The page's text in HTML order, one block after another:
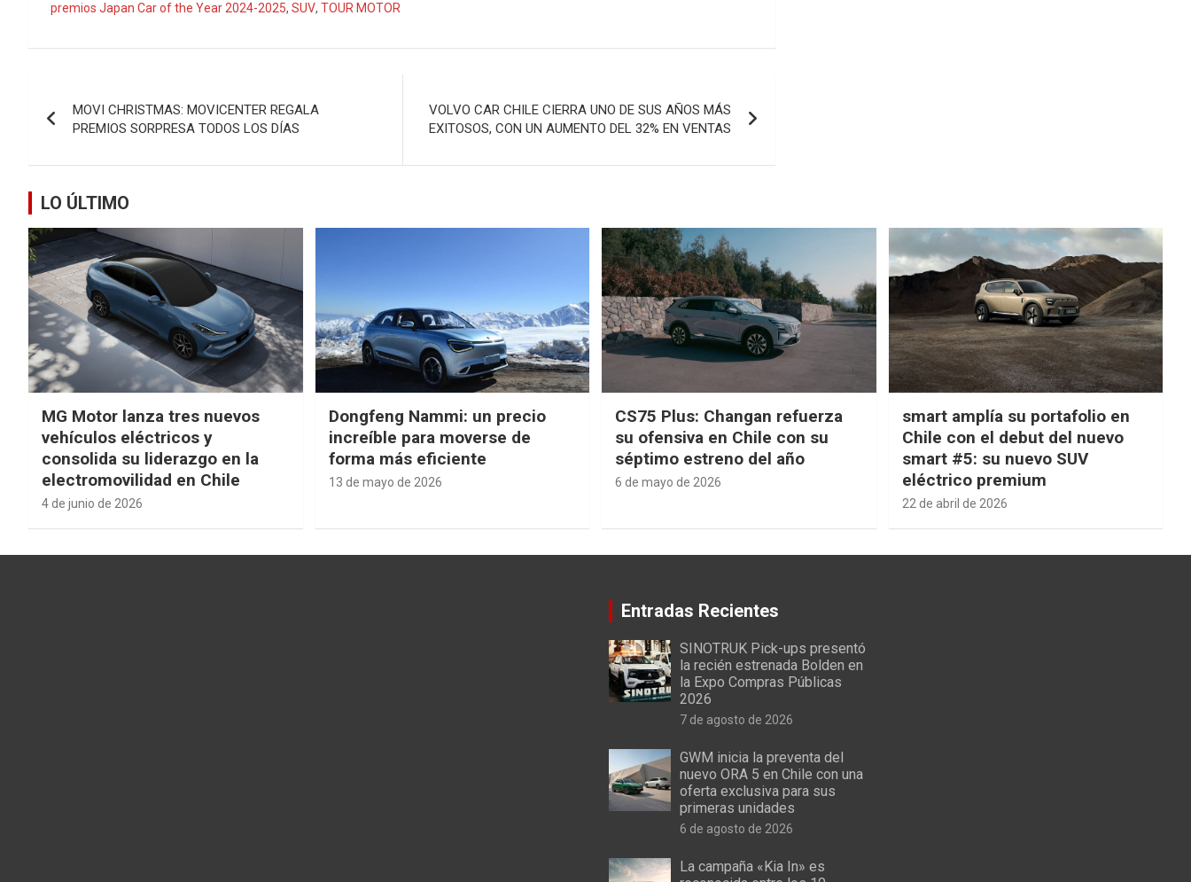
premios Japan Car of the Year 2024-2025, SUV, TOUR MOTOR
de
entradas
MOVI CHRISTMAS: MOVICENTER REGALA
PREMIOS SORPRESA TODOS LOS DÍAS
VOLVO CAR CHILE CIERRA UNO DE SUS AÑOS MÁS
EXITOSOS, CON UN AUMENTO DEL 32% EN VENTAS
LO ÚLTIMO
MG Motor lanza tres nuevos
vehículos eléctricos y
consolida su liderazgo en la
electromovilidad en Chile
4 de junio de 2026
Dongfeng Nammi: un precio
increíble para moverse de
forma más eficiente
13 de mayo de 2026
CS75 Plus: Changan refuerza
su ofensiva en Chile con su
séptimo estreno del año
6 de mayo de 2026
smart amplía su portafolio en
Chile con el debut del nuevo
smart #5: su nuevo SUV
eléctrico premium
22 de abril de 2026
Entradas Recientes
SINOTRUK Pick-ups presentó
la recién estrenada Bolden en
la Expo Compras Públicas
2026
7 de agosto de 2026
GWM inicia la preventa del
nuevo ORA 5 en Chile con una
oferta exclusiva para sus
primeras unidades
6 de agosto de 2026
La campaña «Kia In» es